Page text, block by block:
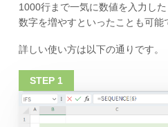
1000行まで一気に数値を入力し
数字を増やすといったことも可能
詳しい使い方は以下の通りです。